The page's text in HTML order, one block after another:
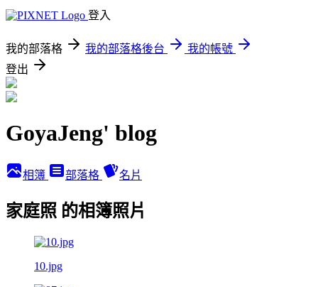
登入
我的部落格 我的部落格後台
我的帳號
登出
GoyaJeng' blog
相簿 部落格 名片
家庭照 的相簿照片
10.jpg